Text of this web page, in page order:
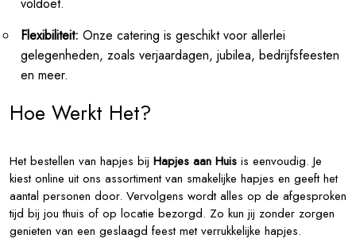
voldoet.
Flexibiliteit: Onze catering is geschikt voor allerlei
gelegenheden, zoals verjaardagen, jubilea, bedrijfsfeesten
en meer.
Hoe Werkt Het?
Het bestellen van hapjes bij Hapjes aan Huis is eenvoudig. Je
kiest online uit ons assortiment van smakelijke hapjes en geeft het
aantal personen door. Vervolgens wordt alles op de afgesproken
tijd bij jou thuis of op locatie bezorgd. Zo kun jij zonder zorgen
genieten van een geslaagd feest met verrukkelijke hapjes.